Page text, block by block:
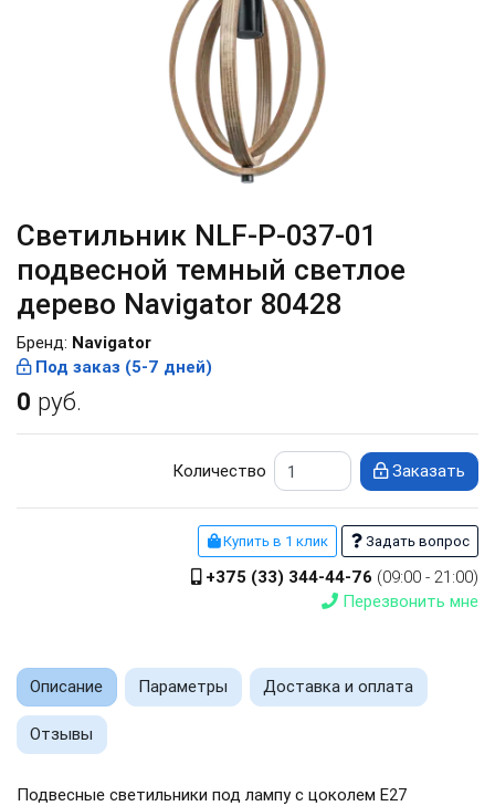
Светильник NLF-P-037-01
подвесной темный светлое
дерево Navigator 80428
Под заказ (5-7 дней)
Бренд: Navigator
0 руб.
Количество Заказать
Купить в 1 клик Задать вопрос
+375 (33) 344-44-76 (09:00 - 21:00)
Перезвонить мне
Описание Параметры Доставка и оплата
Отзывы
Подвесные светильники под лампу с цоколем E27